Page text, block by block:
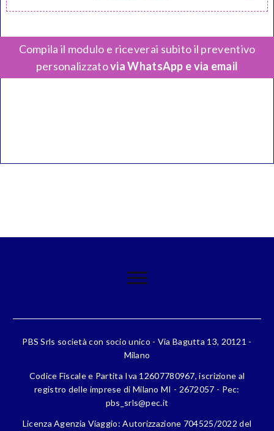
Compila il modulo e riceverai subito il preventivo
personalizzatovia WhatsApp e via email
PBS Srls società con socio unico - Via Bagutta 13, 20121 -
Milano
Codice Fiscale e Partita Iva 12607780967, iscrizione al
registro delle imprese di Milano MI - 2672057 - Pec:
pbs_srls@pec.it
Licenza Agenzia Viaggio: Autorizzazione 704525/2022 del